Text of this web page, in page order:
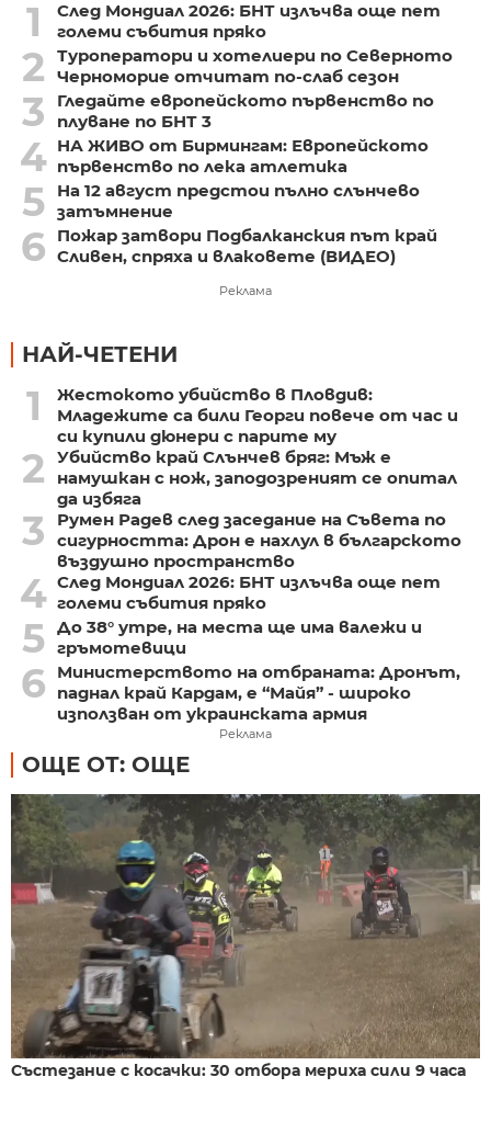
1
След Мондиал 2026: БНТ излъчва още пет
големи събития пряко
2
Туроператори и хотелиери по Северното
Черноморие отчитат по-слаб сезон
3
Гледайте европейското първенство по
плуване по БНТ 3
4 НА ЖИВО от Бирмингам: Европейското
първенство по лека атлетика
5
На 12 август предстои пълно слънчево
затъмнение
6
Пожар затвори Подбалканския път край
Сливен, спряха и влаковете (ВИДЕО)
Реклама
НАЙ-ЧЕТЕНИ
1
Жестокото убийство в Пловдив:
Младежите са били Георги повече от час и
си купили дюнери с парите му
2
Убийство край Слънчев бряг: Мъж е
намушкан с нож, заподозреният се опитал
да избяга
3
Румен Радев след заседание на Съвета по
сигурността: Дрон е нахлул в българското
въздушно пространство
4 След Мондиал 2026: БНТ излъчва още пет
големи събития пряко
5 До 38° утре, на места ще има валежи и
гръмотевици
6
Министерството на отбраната: Дронът,
паднал край Кардам, е “Майя” - широко
използван от украинската армия
Реклама
ОЩЕ ОТ: ОЩЕ
Състезание с косачки: 30 отбора мериха сили 9 часа